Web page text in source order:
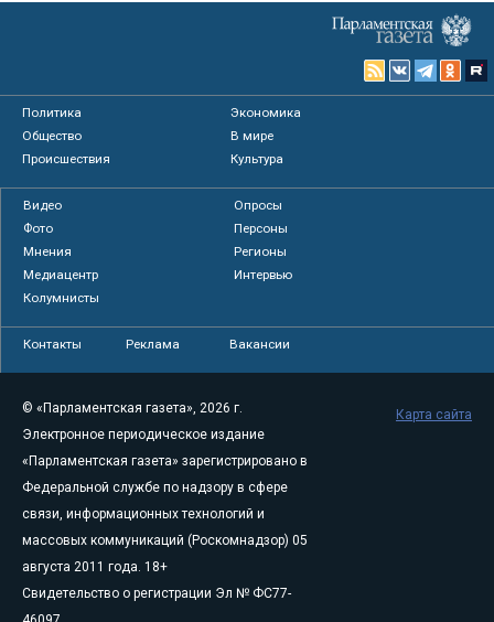
Политика
Экономика
Общество
В мире
Происшествия
Культура
Видео
Опросы
Фото
Персоны
Мнения
Регионы
Медиацентр
Интервью
Колумнисты
Контакты Реклама Вакансии
© «Парламентская газета», 2026 г.
Электронное периодическое издание
«Парламентская газета» зарегистрировано в
Федеральной службе по надзору в сфере
связи, информационных технологий и
массовых коммуникаций (Роскомнадзор) 05
августа 2011 года. 18+
Свидетельство о регистрации Эл № ФС77-
Карта сайта